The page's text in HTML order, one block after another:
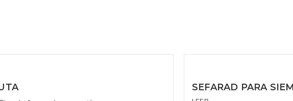
SEFARAD PARA